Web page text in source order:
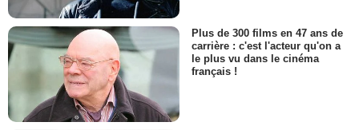
Plus de 300 films en 47 ans de
carrière : c'est l'acteur qu'on a
le plus vu dans le cinéma
français !